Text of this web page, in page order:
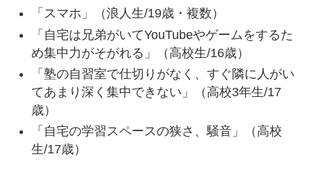
「スマホ」（浪人生/19歳・複数）
「自宅は兄弟がいてYouTubeやゲームをするた
め集中力がそがれる」（高校生/16歳）
「塾の自習室で仕切りがなく、すぐ隣に人がい
てあまり深く集中できない」（高校3年生/17
歳）
「自宅の学習スペースの狭さ、騒音」（高校
生/17歳）